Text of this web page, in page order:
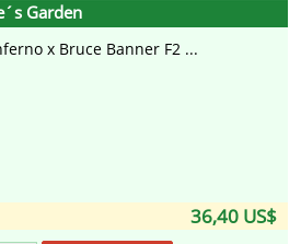
Garden
x Bruce Banner F2 ...
36,40 US$